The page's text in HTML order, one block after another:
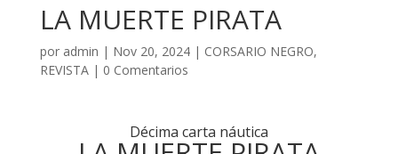
LA MUERTE PIRATA
por admin | Nov 20, 2024 | CORSARIO NEGRO,
REVISTA| 0 Comentarios
Décima carta náutica